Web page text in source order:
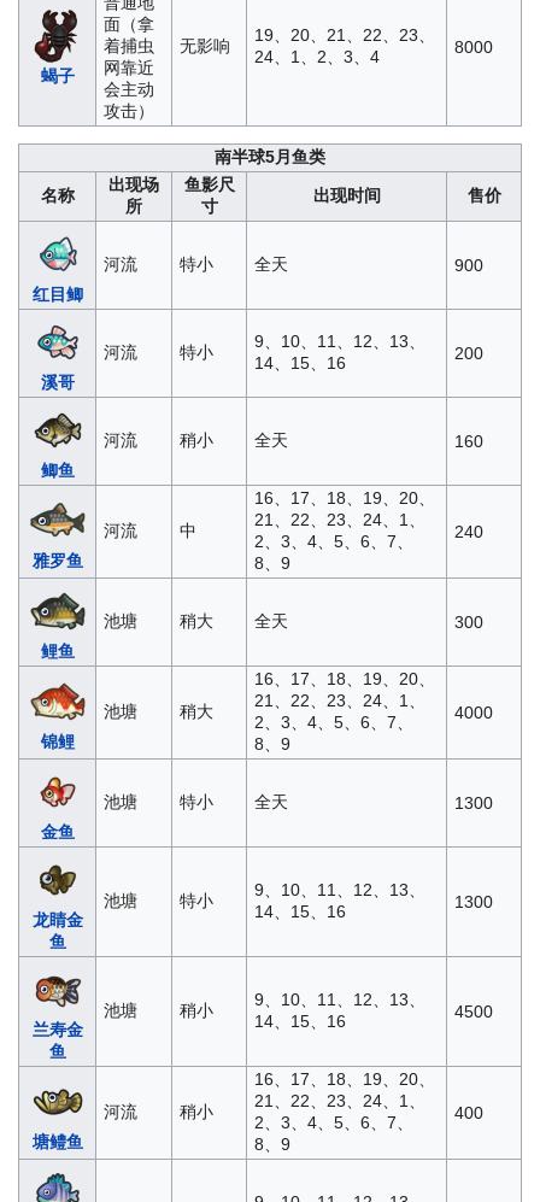
蝎子
面（拿
着捕虫
网靠近
会主动
攻击）
无影响
19、20、21、22、23、
24、1、2、3、4
8000
南半球5月鱼类
名称
出现场
所
鱼影尺
寸
出现时间 售价
红目鲫
河流 特小 全天 900
溪哥
河流 特小
9、10、11、12、13、
14、15、16
200
鲫鱼
河流 稍小 全天 160
雅罗鱼
河流 中
16、17、18、19、20、
21、22、23、24、1、
2、3、4、5、6、7、
8、9
240
鲤鱼
池塘 稍大 全天 300
锦鲤
池塘 稍大
16、17、18、19、20、
21、22、23、24、1、
2、3、4、5、6、7、
8、9
4000
金鱼
池塘 特小 全天 1300
龙睛金
鱼
池塘 特小
9、10、11、12、13、
14、15、16
1300
兰寿金
鱼
池塘 稍小
9、10、11、12、13、
14、15、16
4500
塘鳢鱼
河流 稍小
16、17、18、19、20、
21、22、23、24、1、
2、3、4、5、6、7、
8、9
400